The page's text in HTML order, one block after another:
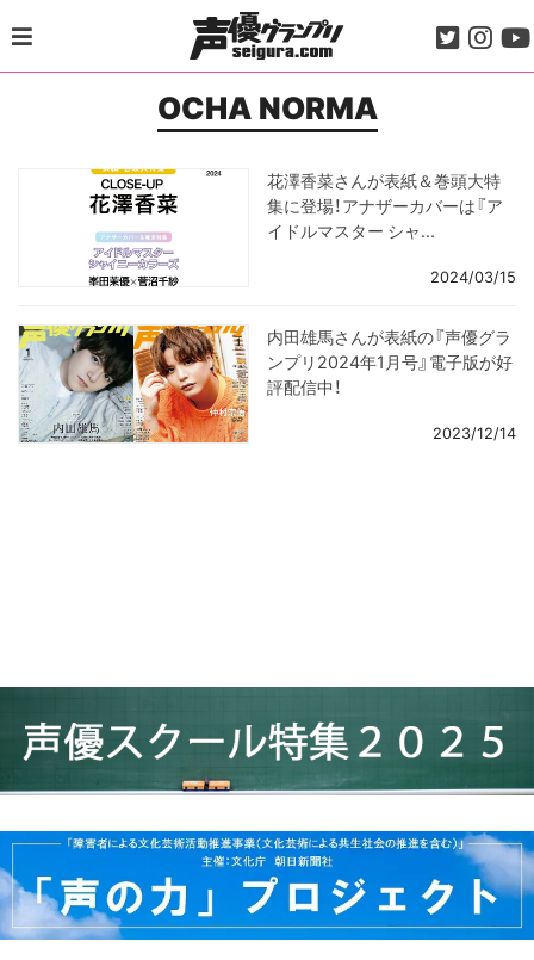
to
content
OCHA NORMA
花澤香菜さんが表紙＆巻頭大特
集に登場！アナザーカバーは『ア
イドルマスター シャ...
2024/03/15
内田雄馬さんが表紙の『声優グラ
ンプリ2024年1月号』電子版が好
評配信中！
2023/12/14